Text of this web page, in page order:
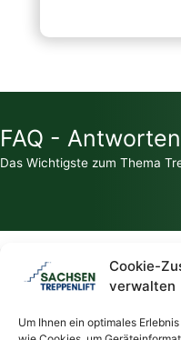
Cookie-
verwalten
Um Ihnen ein optimales
FAQ -
Das Wichtigste zum Thema
Zahlt die
Welche Zuschüsse /